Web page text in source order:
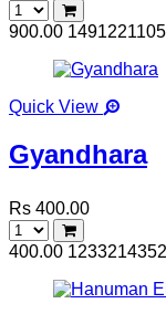
900.00 1491221105
Quick View
Gyandhara
Rs 400.00
400.00 1233214352